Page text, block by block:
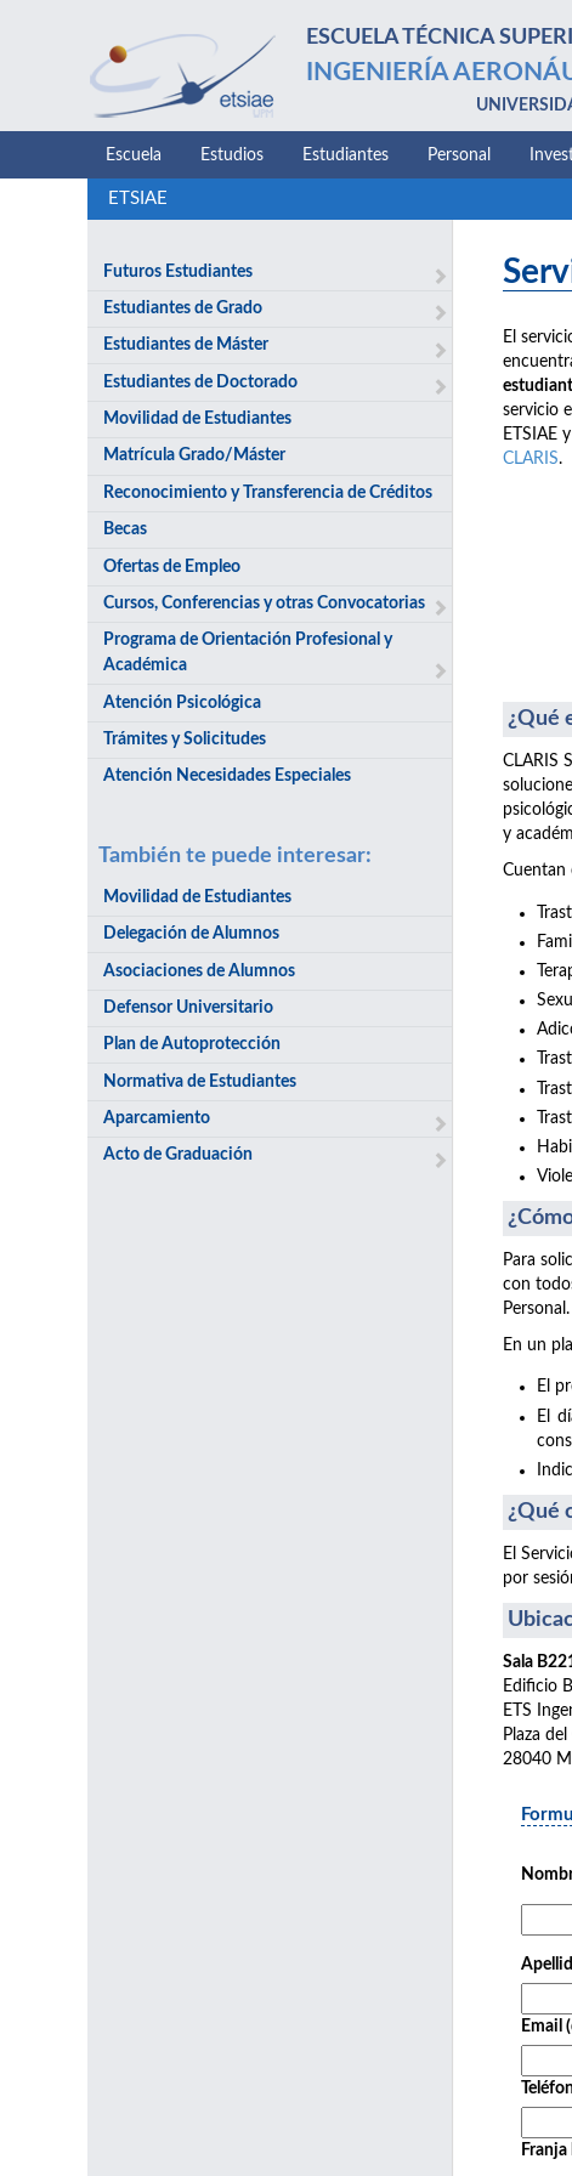
ESCUELA TÉCNICA
INGENIERÍA
Escuela Estudios Estudiantes Personal
ETSIAE
Futuros Estudiantes
Estudiantes de Grado
Estudiantes de Máster
Estudiantes de Doctorado
Movilidad de Estudiantes
Matrícula Grado/Máster
Reconocimiento y Transferencia de Créditos
Becas
Ofertas de Empleo
Cursos, Conferencias y otras Convocatorias
Programa de Orientación Profesional y
Académica
Atención Psicológica
Trámites y Solicitudes
Atención Necesidades Especiales
También te puede interesar:
Movilidad de Estudiantes
Delegación de Alumnos
Asociaciones de Alumnos
Defensor Universitario
Plan de Autoprotección
Normativa de Estudiantes
Aparcamiento
Acto de Graduación
El
servicio
ETSIAE
CLARIS.
¿Qué
CLARIS
y
Cuentan
Para
con
Personal.
En un
El
El
¿Qué
El
por
Sala
Edificio B
ETS
Plaza
28040
Email